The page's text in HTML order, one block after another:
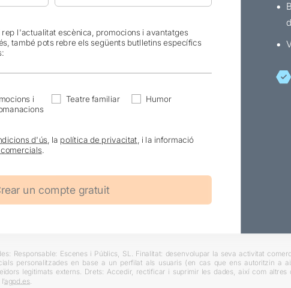
rep l'actualitat escènica, promocions i avantatges
també pots rebre els següents butlletins específics
i
Teatre familiar Humor
d'ús , la política de privacitat , i la informació
.
Responsable: Escenes i Públics, SL. Finalitat: desenvolupar la seva activitat
personalitzades en base a un perfilat als usuaris (en cas que ens autoritzin a
legitimats externs. Drets: Accedir, rectificar i suprimir les dades, així com altres
agpd.es